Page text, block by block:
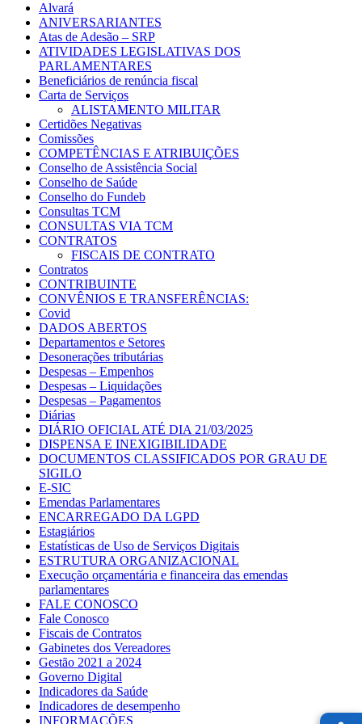
Alvará
ANIVERSARIANTES
Atas de Adesão – SRP
ATIVIDADES LEGISLATIVAS DOS
PARLAMENTARES
Beneficiários de renúncia fiscal
Carta de Serviços
ALISTAMENTO MILITAR
Certidões Negativas
Comissões
COMPETÊNCIAS E ATRIBUIÇÕES
Conselho de Assistência Social
Conselho de Saúde
Conselho do Fundeb
Consultas TCM
CONSULTAS VIA TCM
CONTRATOS
FISCAIS DE CONTRATO
Contratos
CONTRIBUINTE
CONVÊNIOS E TRANSFERÊNCIAS:
Covid
DADOS ABERTOS
Departamentos e Setores
Desonerações tributárias
Despesas – Empenhos
Despesas – Liquidações
Despesas – Pagamentos
Diárias
DIÁRIO OFICIAL ATÉ DIA 21/03/2025
DISPENSA E INEXIGIBILIDADE
DOCUMENTOS CLASSIFICADOS POR GRAU DE
SIGILO
E-SIC
Emendas Parlamentares
ENCARREGADO DA LGPD
Estagiários
Estatísticas de Uso de Serviços Digitais
ESTRUTURA ORGANIZACIONAL
Execução orçamentária e financeira das emendas
parlamentares
FALE CONOSCO
Fale Conosco
Fiscais de Contratos
Gabinetes dos Vereadores
Gestão 2021 a 2024
Governo Digital
Indicadores da Saúde
Indicadores de desempenho
INFORMAÇÕES